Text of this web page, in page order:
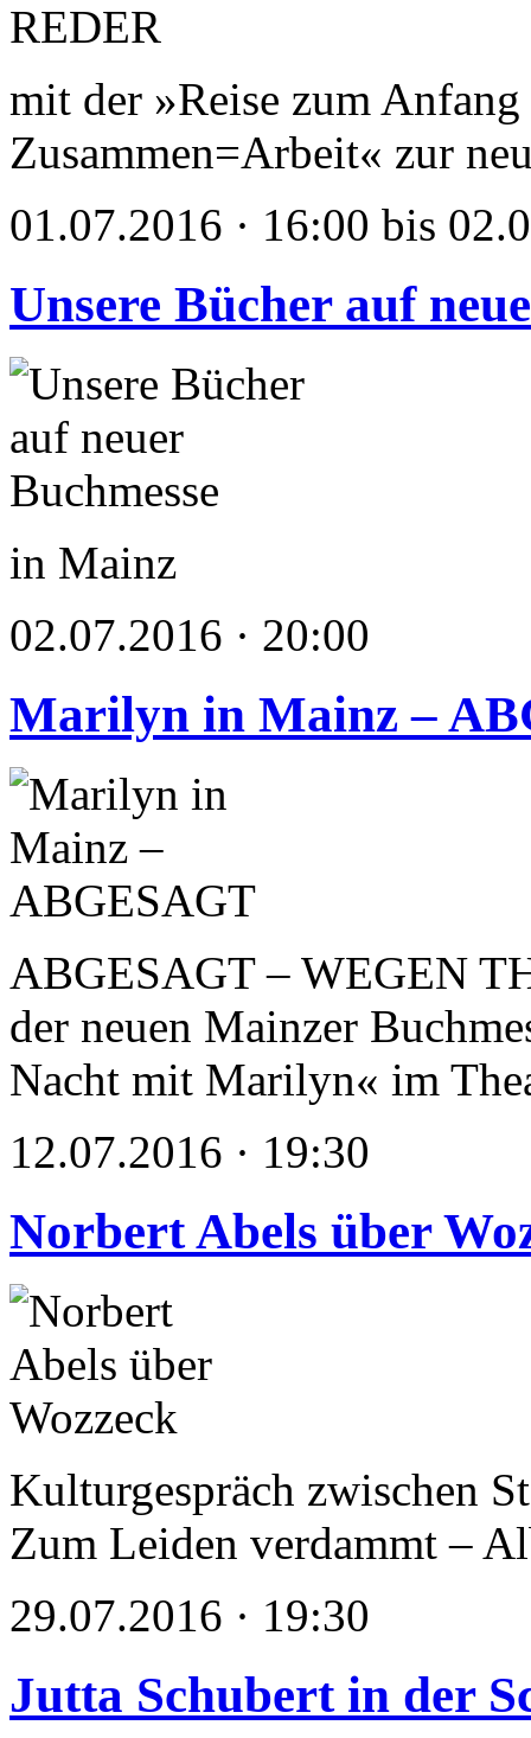
mit der »Reise zum
Zusammen=Arbeit« zur
01.07.2016 · 16:00 bis
Unsere Bücher auf
in Mainz
02.07.2016 · 20:00
Marilyn in Mainz –
ABGESAGT – WEGEN
der neuen Mainzer
Nacht mit Marilyn« im
12.07.2016 · 19:30
Norbert Abels über
Kulturgespräch zwischen
Zum Leiden verdammt –
29.07.2016 · 19:30
Jutta Schubert in der